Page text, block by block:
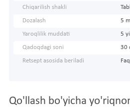
Chiqarilish shakli
Dozalash 5
Yaroqlilik muddati 5 yil
Qadoqdagi soni 30
Retsept asosida beriladi
Qo'llash bo'yicha